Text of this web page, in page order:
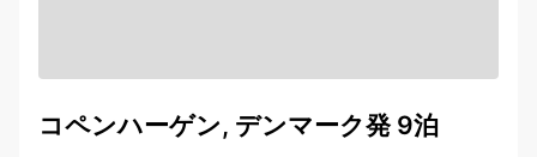
コペンハーゲン, デンマーク発 9泊